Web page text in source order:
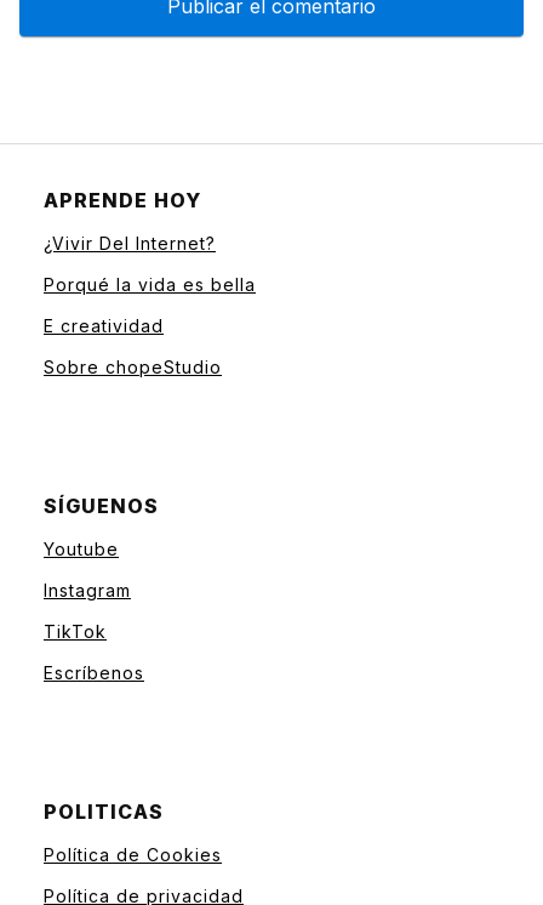
APRENDE HOY
¿Vivir Del Internet?
Porqué la vida es bella
E creatividad
Sobre chopeStudio
SÍGUENOS
Youtube
Instagram
TikTok
Escríbenos
POLITICAS
Política de Cookies
Política de privacidad